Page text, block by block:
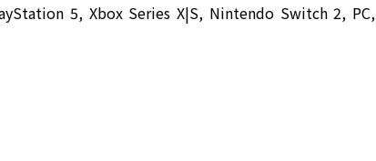
5, Xbox Series X|S, Nintendo Switch 2, PC,